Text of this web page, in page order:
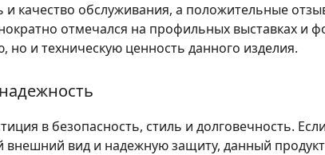
качество обслуживания, а положительные
отмечался на профильных выставках и
но и техническую ценность данного изделия.
в безопасность, стиль и долговечность.
внешний вид и надежную защиту, данный